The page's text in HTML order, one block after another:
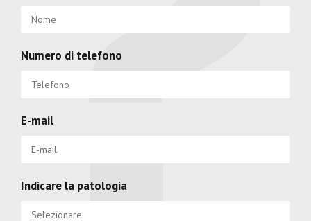
Numero di telefono
E-mail
Indicare la patologia